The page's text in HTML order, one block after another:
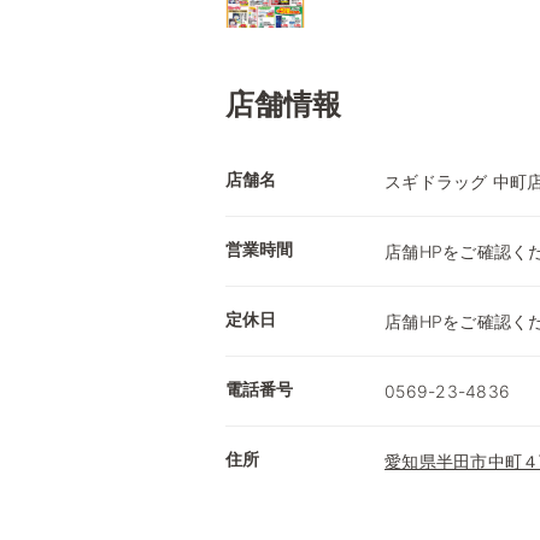
店舗情報
店舗名 スギドラッグ 中町
営業時間 店舗HPをご確認く
定休日 店舗HPをご確認く
電話番号 0569-23-4836
住所 愛知県半田市中町